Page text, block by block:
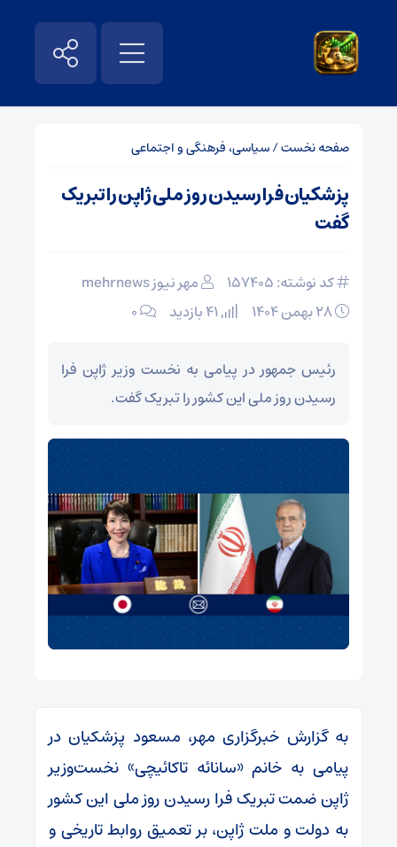
صفحه نخست/سیاسی، فرهنگی و اجتماعی
پزشکیان فرا رسیدن روز ملی ژاپن را تبریک
گفت
کد نوشته: 157405
مهر نیوز mehrnews
۰
رئیس جمهور در پیامی به نخست وزیر ژاپن فرا
رسیدن روز ملی این کشور را تبریک گفت.
به گزارش خبرگزاری مهر، مسعود پزشکیان در
پیامی به خانم «سانائه تاکائیچی» نخست‌وزیر
ژاپن ضمت تبریک فرا رسیدن روز ملی این کشور
به دولت و ملت ژاپن، بر تعمیق روابط تاریخی و